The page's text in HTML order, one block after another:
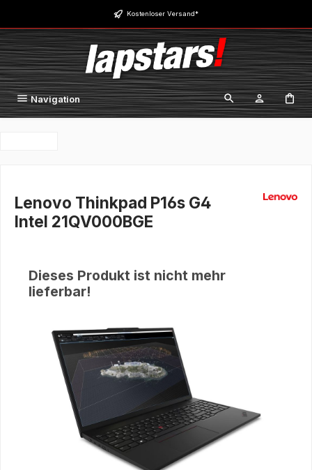
Zum Hauptinhalt springen Kostenloser Versand*
Navigation
Lenovo Thinkpad P16s G4
Intel 21QV000BGE
Dieses Produkt ist nicht mehr
lieferbar!
Bildergalerie überspringen